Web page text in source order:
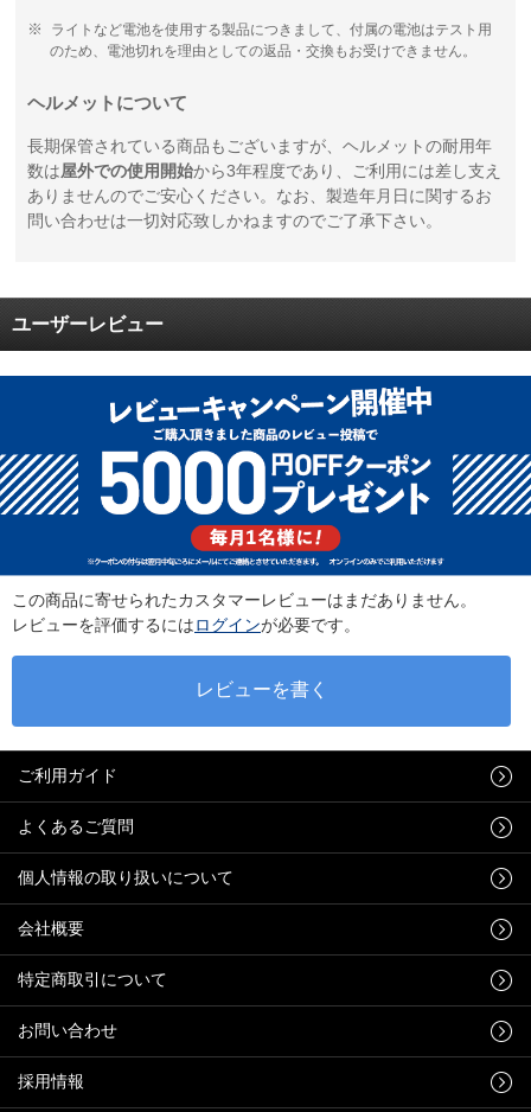
ライトなど電池を使用する製品につきまして、付属の電池はテスト用
のため、電池切れを理由としての返品・交換もお受けできません。
ヘルメットについて
長期保管されている商品もございますが、ヘルメットの耐用年
数は屋外での使用開始から3年程度であり、ご利用には差し支え
ありませんのでご安心ください。なお、製造年月日に関するお
問い合わせは一切対応致しかねますのでご了承下さい。
ユーザーレビュー
この商品に寄せられたカスタマーレビューはまだありません。
レビューを評価するにはログインが必要です。
ご利用ガイド
よくあるご質問
個人情報の取り扱いについて
会社概要
特定商取引について
お問い合わせ
採用情報